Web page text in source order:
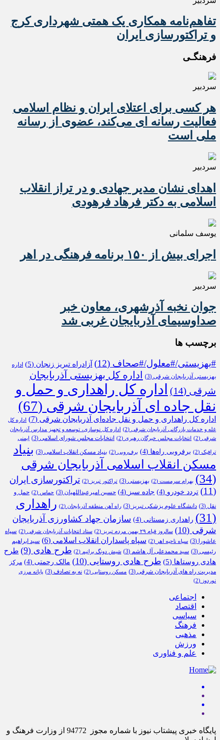
تفاهم‌نامه همکاری یک همتی شهرداری کرج
و تراکتورسازی ایران
فرهنگـی
سردبیر
هر کسی برای اعتلای ایران و نظام اسلامی
فعالیت رسانه ای می‌کند، عضوی از رسانه
ملی است
سردبیر
اهدای نشان مدیر جهادی و در تراز انقلاب
اسلامی به دکتر فرهاد فرهودی
یوسف سلمانی
اجرای بیش از ۱۵۰ برنامه فرهنگی در اهر
سردبیر
جوان نخبه آذرشهری، معاون خبر
صداوسیمای آذربایجان غربی شد
برچسب ها
#بهزیستی/#معلول/#صحاف (12) آزادراه تبریز زنجان (5)
اداره
بهزیستی آذربایجان شرقی (3)
اداره کل بهزیستی آذربایجان
شرقی (14)
اداره کل راهداری و حمل و
نقل جاده ای آذربایجان شرقی (67)
اداره کل راهداری و حمل و نقل جاده‌ای آذربایجان شرقی (7)
اداره کل
غله و خدمات بازرگانی آذربایجان شرقی (2)
اداره کل نوسازی، توسعه و تجهیز مدارس آذربایجان
شرقی (2) انتخابات مجلس خبرگان رهبری (2) انتخابات مجلس شورای اسلامی (3) ایمنی
ترافیک (2) برفروبی راه‌ها (4) برف‌روبی (2) بنیاد مسکن انقلاب اسلامی (3)
بنیاد
مسکن انقلاب اسلامی آذربایجان شرقی
(34)
بهرام سرمست (2) بهزیستی (3) تراکتور تبریز (2)
تراکتورسازی ایران
(11)
تردد خودرو (4) جاده سبز (4) حسین امیرعبداللهیان (3) حماس (2)
حمل و
نقل (3) دانشگاه علوم پزشکی تبریز (3) راه آهن منطقه آذربایجان (2)
راهداری
(31)
راهداری زمستانی (4)
سازمان جهاد کشاورزی آذربایجان
شرقی (10) سالروز قیام ۲۹ بهمن مردم تبریز (2) ستاد انتخابات آذربایجان شرقی (2)
سپاه
عاشورا
(3) سپاه ناحیه اهر (2) سپاه پاسداران انقلاب اسلامی (6)
سید ابراهیم
رئیسی (3) سید محمدعلی آل هاشم (3) شیش دونگ برانیم (2) طرح هادی (9)
طرح
هادی روستاها (5) طرح هادی روستایی (10) مالک رحمتی (4)
مرکز
مدیریت راه های آذربایجان شرقی (3) مسکن روستایی (2) نه به تصادف (3)
پایانه مرزی
نوردوز (2)
اجتماعی
اقتصاد
سیاسی
فرهنگ
مذهبی
ورزش
علم و فناوری
پایگاه خبری پیشتاب نیوز با شماره مجوز 94772 از وزارت فرهنگ و